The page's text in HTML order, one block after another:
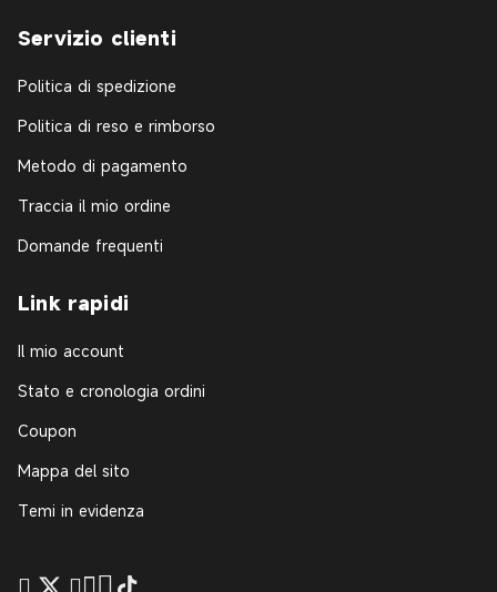
Servizio clienti
Politica di spedizione
Politica di reso e rimborso
Metodo di pagamento
Traccia il mio ordine
Domande frequenti
Link rapidi
Il mio account
Stato e cronologia ordini
Coupon
Mappa del sito
Temi in evidenza